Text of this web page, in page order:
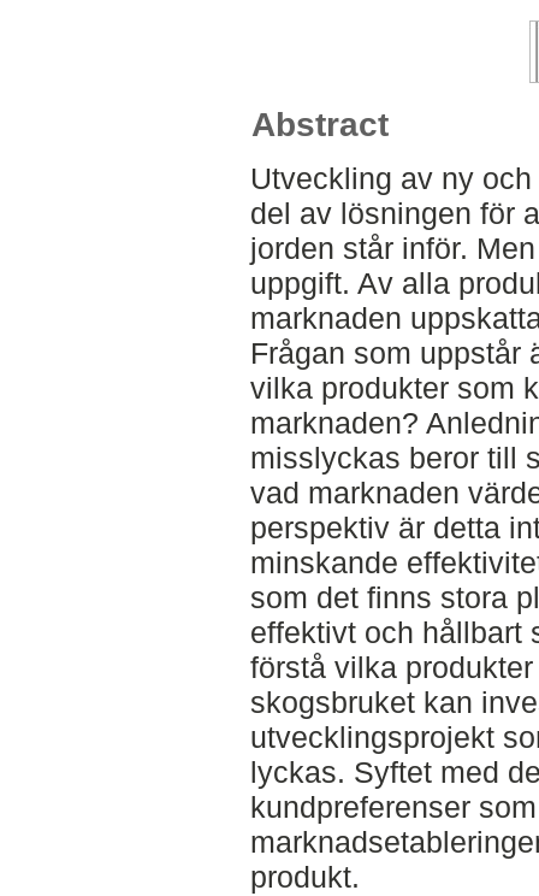
Abstract
Utveckling av ny
del av lösningen för
jorden står inför.
uppgift. Av alla
marknaden
Frågan som uppstår
vilka produkter som
marknaden?
misslyckas beror till
vad marknaden
perspektiv är detta
minskande
som det finns stora
effektivt och hållbart
förstå vilka
skogsbruket kan
utvecklingsprojekt
lyckas. Syftet med
kundpreferenser
produkt.